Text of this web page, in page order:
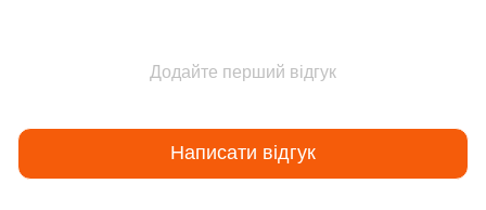
Додайте перший відгук
Написати відгук